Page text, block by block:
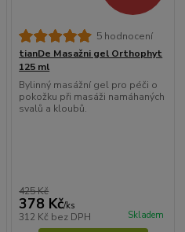
5 hodnocení
tianDe Masažni gel Orthophyt
125 ml
Bylinný masážní gel pro péči o
pokožku při masáži namáhaných
svalů a kloubů.
425 Kč
378 Kč/ks
312 Kč bez DPH Skladem